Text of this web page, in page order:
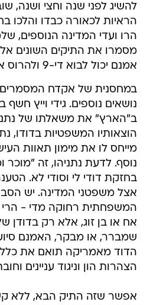
להשיג לפני שנה וחצי ושנה,
הראיות לכאורה כבדו והלכו
הרו ועדי המדינה הנוספים,
מסמרו את התיקים השונים אל
אמנם יכול לבוא די-9 ולהרוס את הקיר.
במחסנית של אקדח המסמרים
נושאים נוספים. גידי וייץ
ב"הארץ" את משאלתו של
הוצאותיו המשפטיות בדודו,
מייחס לו את מימון תאוות
נוסף. לדעת נתניהו, זה "מוכר
בחזקת דודי לי וסודי לא.
אצל משפטני המדינה. יש
המשפחתית רחוקה מדי - הרי
אח או בן זוג, אלא רק בדודן
שמברר, או מבקר, האמנם
הדוד מאמריקה תואם את
הצהרות הון וניגוד עניינים
אפשר שזה התיק הבא, ללא